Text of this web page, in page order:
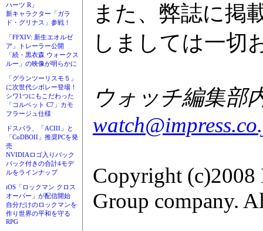
ハーツ R」
新キャラクター「ガラ
ド・グリナス」参戦！
「FFXIV: 新生エオルゼ
ア」トレーラー公開
「続・黒衣森 ウォークス
ルー」の映像が明らかに
「グランツーリスモ５」
に次世代シボレー登場！
シワ1つにもこだわった
「コルベット C7」カモ
フラージュ仕様
ドスパラ、「ACIII」と
「CoDBOII」推奨PCを発
売
NVIDIAロゴ入りバック
パック付きの合計4モデ
ルをラインナップ
iOS「ロックマン クロス
オーバー」が配信開始
自分だけのロックマンを
作り世界の平和を守る
RPG
また、弊誌に掲
しましては一切
ウォッチ編集部
Copyright (c)2008
Group company.